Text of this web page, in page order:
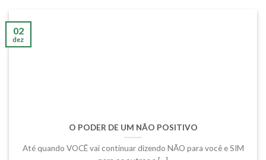
O PODER DE UM NÃO POSITIVO
Até quando VOCÊ vai continuar dizendo NÃO para você e SIM
02
dez